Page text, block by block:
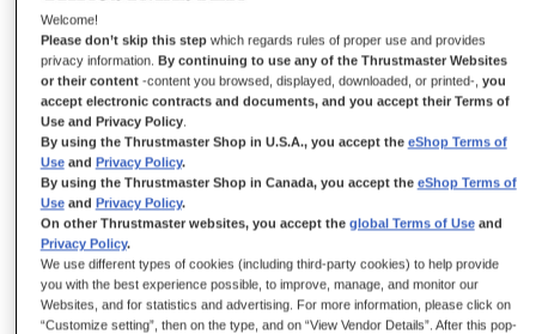
Points clefs :
Produit sous licence officielle Ferrari pour Windows, le
volant TS-PC RACER Ferrari 488 Challenge Edition est
une réplique à l’échelle 9/10 (32 cm de diamètre) du
volant de la Ferrari 488 Challenge.
Welcome!
Please don’t skip this stepwhich regards rules of proper use and provides
privacy information. By continuing to use any of the Thrustmaster Websites
or their content-content you browsed, displayed, downloaded, or printed-, you
accept electronic contracts and documents, and you accept their Terms of
Use and Privacy Policy.
By using the Thrustmaster Shop in U.S.A., you accept the eShop Terms of
Useand Privacy Policy.
By using the Thrustmaster Shop in Canada, you accept the eShop Terms of
Useand Privacy Policy.
On other Thrustmaster websites, you accept the global Terms of Useand
Privacy Policy.
We use different types of cookies (including third-party cookies) to help provide
you with the best experience possible, to improve, manage, and monitor our
Websites, and for statistics and advertising. For more information, please click on
“Customize setting”, then on the type, and on “View Vendor Details”. After this pop-